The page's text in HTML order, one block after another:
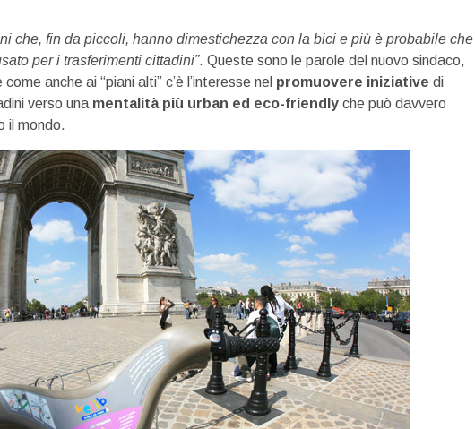
che, fin da piccoli, hanno dimestichezza con la bici e più è probabile che
per i trasferimenti cittadini”. Queste sono le parole del nuovo sindaco,
anche ai “piani alti” c’è l’interesse nel promuovere iniziative di
verso una mentalità più urban ed eco-friendly che può davvero
il mondo.